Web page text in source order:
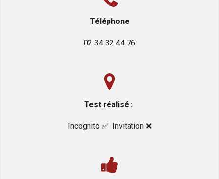
Téléphone
02 34 32 44 76
Test réalisé :
Incognito ✅️ Invitation ❌️